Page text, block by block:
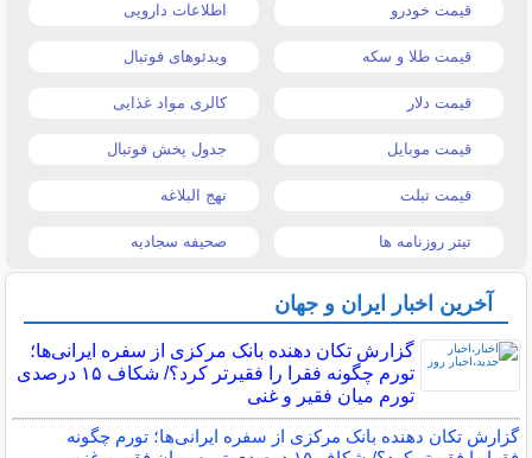
قیمت خودرو اطلاعات دارویی
قیمت طلا و سکه ویدئوهای فوتبال
قیمت دلار کالری مواد غذایی
قیمت موبایل جدول پخش فوتبال
قیمت تبلت نهج البلاغه
تیتر روزنامه ها صحیفه سجادیه
آخرین اخبار ایران و جهان
گزارش تکان‌ دهنده بانک مرکزی از سفره ایرانی‌ها؛
تورم چگونه فقرا را فقیرتر کرد؟/ شکاف ۱۵ درصدی
تورم میان فقیر و غنی
گزارش تکان‌ دهنده بانک مرکزی از سفره ایرانی‌ها؛ تورم چگونه